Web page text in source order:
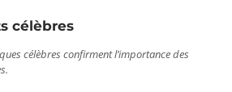
célèbres
célèbres confirment l’importance des